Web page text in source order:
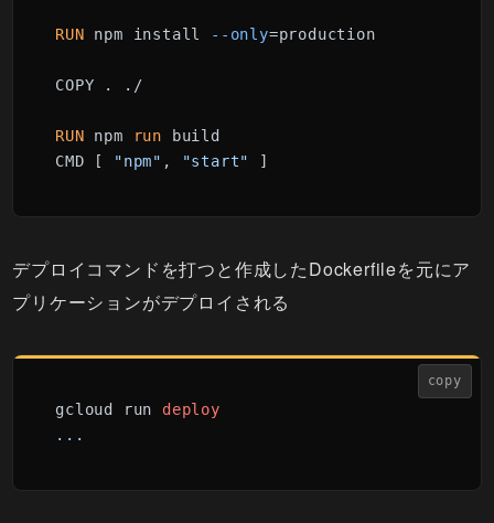
RUN npm install --only=production
COPY . ./
RUN npm run build
CMD [
"npm" , "start" ]
デプロイコマンドを打つと作成したDockerfileを元にア
プリケーションがデプロイされる
copy
gcloud run deploy
...